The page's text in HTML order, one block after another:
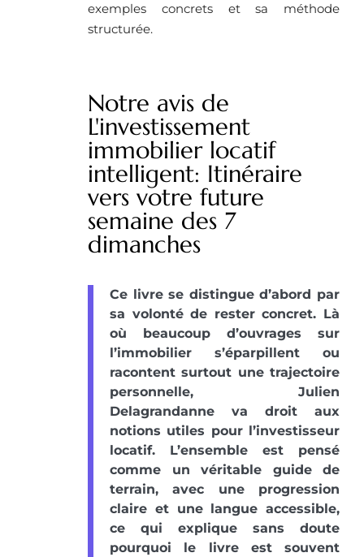
exemples concrets et sa méthode
structurée.
Notre avis de
L'investissement
immobilier locatif
intelligent: Itinéraire
vers votre future
semaine des 7
dimanches
Ce livre se distingue d’abord par
sa volonté de rester concret. Là
où beaucoup d’ouvrages sur
l’immobilier s’éparpillent ou
racontent surtout une trajectoire
personnelle, Julien
Delagrandanne va droit aux
notions utiles pour l’investisseur
locatif. L’ensemble est pensé
comme un véritable guide de
terrain, avec une progression
claire et une langue accessible,
ce qui explique sans doute
pourquoi le livre est souvent